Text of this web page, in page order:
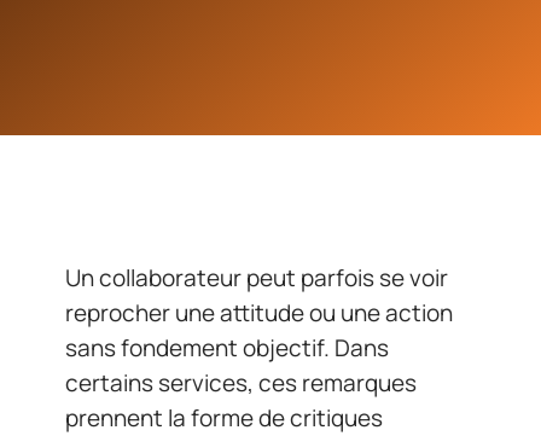
Un collaborateur peut parfois se voir
reprocher une attitude ou une action
sans fondement objectif. Dans
certains services, ces remarques
prennent la forme de critiques